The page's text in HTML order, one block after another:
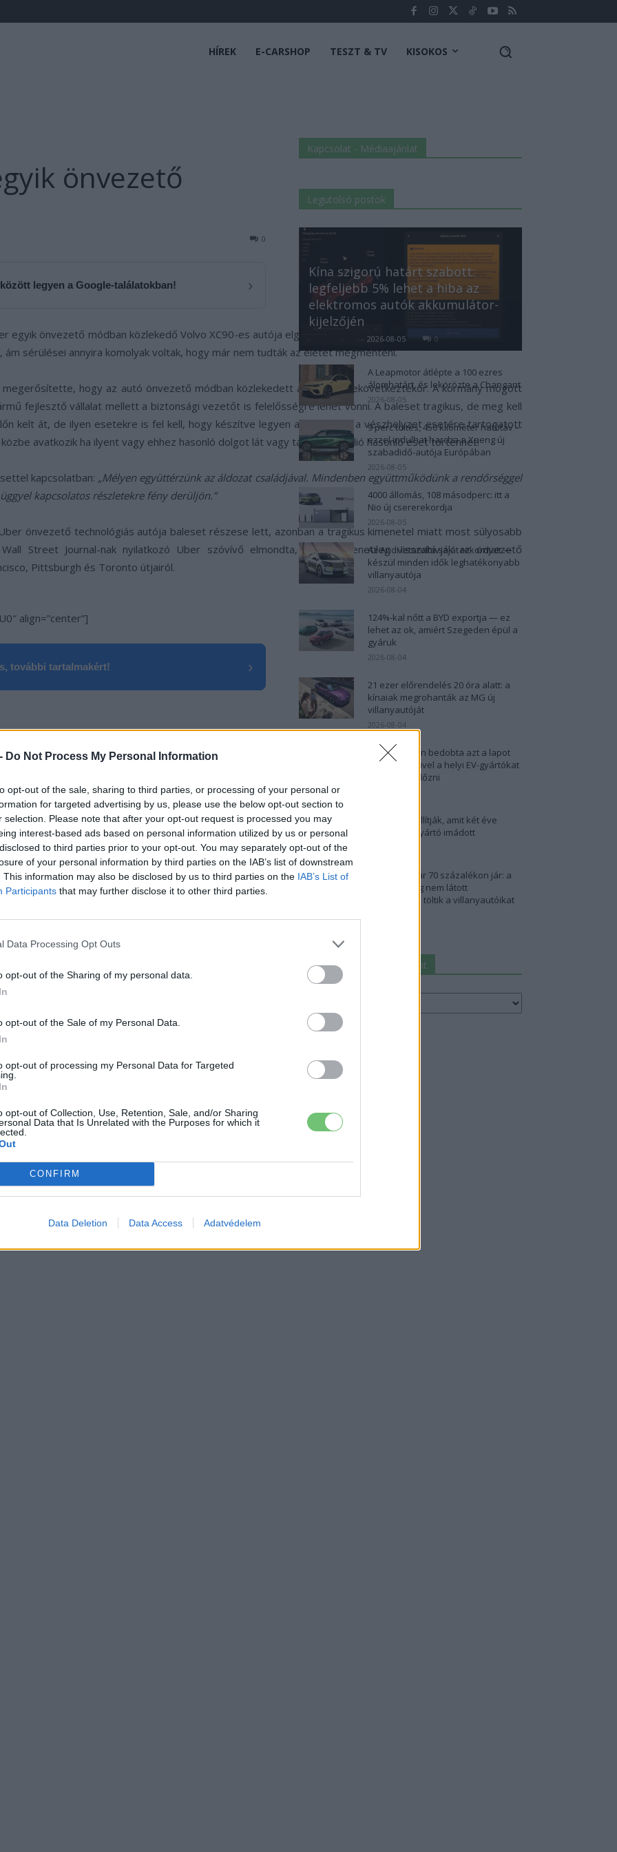
Do Not Process My Personal Information
opt-out of the sale, sharing to third parties, or processing of your personal or
for targeted advertising by us, please use the below opt-out section to
selection. Please note that after your opt-out request is processed you may
interest-based ads based on personal information utilized by us or personal
to third parties prior to your opt-out. You may separately opt-out of the
of your personal information by third parties on the IAB’s list of downstream
This information may also be disclosed by us to third parties on the IAB’s List of
Participants that may further disclose it to other third parties.
Data Processing Opt Outs
opt-out of the Sharing of my personal data.
opt-out of the Sale of my Personal Data.
opt-out of processing my Personal Data for Targeted
opt-out of Collection, Use, Retention, Sale, and/or Sharing
Data that Is Unrelated with the Purposes for which it
CONFIRM
Data Deletion Data Access Adatvédelem
HÍREK E-CARSHOP TESZT & TV KISOKOS
önvezető
0
legyen a Google-találatokban! ›
egyik önvezető módban közlekedő Volvo XC90-es autója elgázolt egy nőt aki az úton próbált meg átkelni. A
sérülései annyira komolyak voltak, hogy már nem tudták az életét megmenteni.
hogy az autó önvezető módban közlekedett a baleset bekövetkeztekor. A kormány mögött
fejlesztő vállalat mellett a biztonsági vezetőt is felelősségre lehet vonni. A baleset tragikus, de meg kell
kelt át, de ilyen esetekre is fel kell, hogy készítve legyen az autó, sőt a vészhelyzet esetére tartogatott
avatkozik ha ilyent vagy ehhez hasonló dolgot lát vagy tapasztal. Millió hasonló eset történhet!
kapcsolatban: „Mélyen együttérzünk az áldozat családjával. Mindenben együttműködünk a rendőrséggel
kapcsolatos részletekre fény derüljön.”
önvezető technológiás autója baleset részese lett, azonban a tragikus kimenetel miatt most súlyosabb
Street Journal-nak nyilatkozó Uber szóvívő elmondta, hogy átmenetileg visszahívják az önvezető
Pittsburgh és Toronto útjairól.
align=”center”]
további tartalmakért! ›
a váltáson töprengsz? Érdekelnek a legfrissebb hírek az e-
a legújabb fejlesztések az elektromosság és a
jó helyen jársz!
tulajdonos vár egy
a cég évek óta halogat
Elektromos autó
1,5 milliárd euró után a Volkswagen
Kapcsolat - Médiaajánlat
Legutolsó postok
Kína szigorú határt szabott:
legfeljebb 5% lehet a hiba az
elektromos autók akkumulátor-
kijelzőjén
- 2026-08-05 0
A Leapmotor átlépte a 100 ezres
álomhatárt, és lekörözte a Changant
2026-08-05
9 perc töltés, 450 kilométer hatótáv –
ezzel indulhat harcba a Xpeng új
szabadidő-autója Európában
2026-08-05
4000 állomás, 108 másodperc: itt a
Nio új csererekordja
2026-08-05
Az Audi letarolta saját rekordjait —
készül minden idők leghatékonyabb
villanyautója
2026-08-04
124%-kal nőtt a BYD exportja — ez
lehet az ok, amiért Szegeden épül a
gyáruk
2026-08-04
21 ezer előrendelés 20 óra alatt: a
kínaiak megrohanták az MG új
villanyautóját
2026-08-04
A Volkswagen bedobta azt a lapot
Kínában, amivel a helyi EV-gyártókat
akarja megelőzni
A kínaiak leállítják, amit két éve
minden EV-gyártó imádott
5 perc, és már 70 százalékon jár: a
kínaiak eddig nem látott
sebességgel töltik a villanyautóikat
Keresés autómárka szerint
szerint